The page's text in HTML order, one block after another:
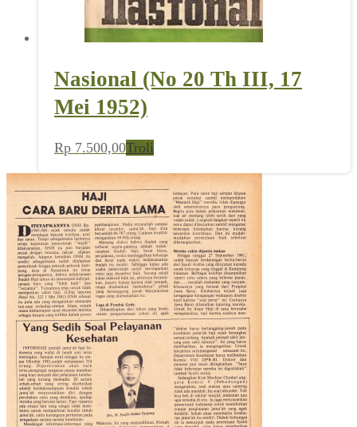
Nasional (No 20 Th III, 17
Mei 1952)
Rp 7.500,00Troli